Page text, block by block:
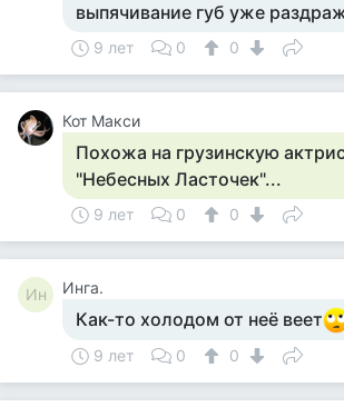
выпячивание губ уже
9 лет 0 0
Кот Макси
Похожа на грузинскую
"Небесных Ласточек"...
9 лет 0 0
Ин Инга.
Как-то холодом от неё веет
9 лет 0 0